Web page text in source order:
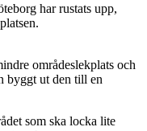
har rustats upp,
områdeslekplats och
byggt ut den till en
som ska locka lite